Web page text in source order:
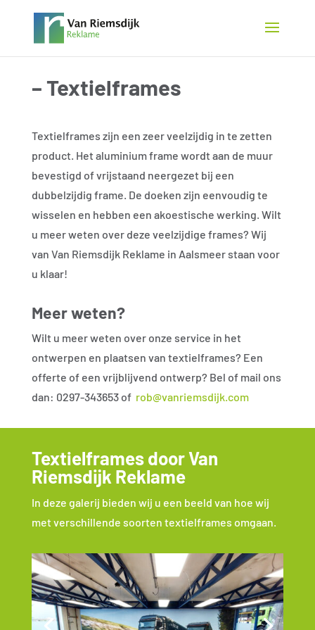
– Textielframes
Textielframes zijn een zeer veelzijdig in te zetten
product. Het aluminium frame wordt aan de muur
bevestigd of vrijstaand neergezet bij een
dubbelzijdig frame. De doeken zijn eenvoudig te
wisselen en hebben een akoestische werking. Wilt
u meer weten over deze veelzijdige frames? Wij
van Van Riemsdijk Reklame in Aalsmeer staan voor
u klaar!
Meer weten?
Wilt u meer weten over onze service in het
ontwerpen en plaatsen van textielframes? Een
offerte of een vrijblijvend ontwerp? Bel of mail ons
dan: 0297-343653 of rob@vanriemsdijk.com
Textielframes door Van
Riemsdijk Reklame
In deze galerij bieden wij u een beeld van hoe wij
met verschillende soorten textielframes omgaan.